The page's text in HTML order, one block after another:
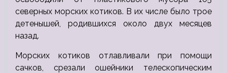
северных морских котиков. В их числе было трое
детенышей, родившихся около двух месяцев
назад.
Морских котиков отлавливали при помощи
сачков, срезали ошейники телескопическим